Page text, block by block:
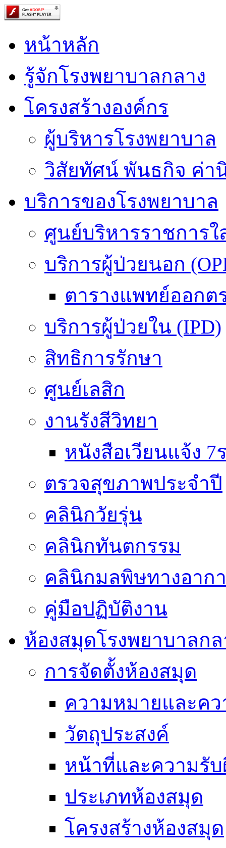
หน้าหลัก
รู้จักโรงพยาบาลกลาง
โครงสร้างองค์กร
ผู้บริหารโรงพยาบาล
วิสัยทัศน์ พันธกิจ ค่า
บริการของโรงพยาบาล
ศูนย์บริหารราชการใ
บริการผู้ป่วยนอก
ตารางแพทย์ออกต
บริการผู้ป่วยใน (IPD)
สิทธิการรักษา
ศูนย์เลสิก
งานรังสีวิทยา
หนังสือเวียนแจ้ง 7
ตรวจสุขภาพประจำปี
คลินิกวัยรุ่น
คลินิกทันตกรรม
คลินิกมลพิษทางอาก
คู่มือปฏิบัติงาน
ห้องสมุดโรงพยาบาลกล
การจัดตั้งห้องสมุด
ความหมายและค
วัตถุประสงค์
หน้าที่และความรั
ประเภทห้องสมุด
โครงสร้างห้องสมุด